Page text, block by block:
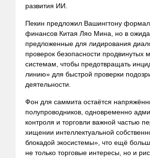
развития ИИ.
Пекин предложил Вашингтону
финансов Китая Ляо Мина, но в
предложенные для лидирования
проверок безопасности
системам, чтобы предотвращать
линию» для быстрой проверки
деятельности.
Фон для саммита остаётся
полупроводников, одновременно
контроля и торговли важной частью
хищении интеллектуальной
блокадой экосистемы», что ещё
не только торговые интересы, но и